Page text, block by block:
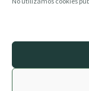
© 2014–2026